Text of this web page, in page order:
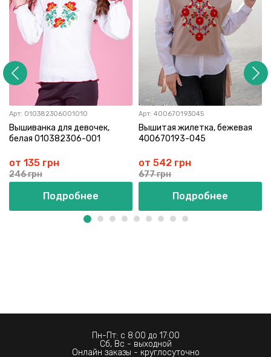
Арт: 010382306001010
Вышиванка для девочек,
белая 010382306-001
от 135 грн
246 грн
Подробнее
Арт: 400670193045
Вышитая жилетка, бежевая
400670193-045
от 542 грн
677 грн
Подробнее
Пн-Пт: с 8:00 до 17:00
Сб, Вс - выходной
Онлайн заказы - круглосуточно